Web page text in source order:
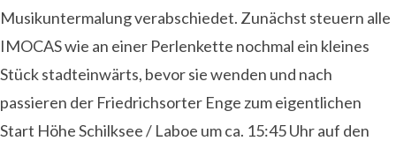
Musikuntermalung verabschiedet. Zunächst steuern alle
IMOCAS wie an einer Perlenkette nochmal ein kleines
Stück stadteinwärts, bevor sie wenden und nach
passieren der Friedrichsorter Enge zum eigentlichen
Start Höhe Schilksee / Laboe um ca. 15:45 Uhr auf den